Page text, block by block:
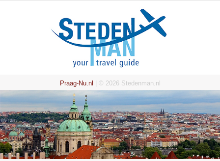
Praag-Nu.nl | © 2026 Stedenman.nl